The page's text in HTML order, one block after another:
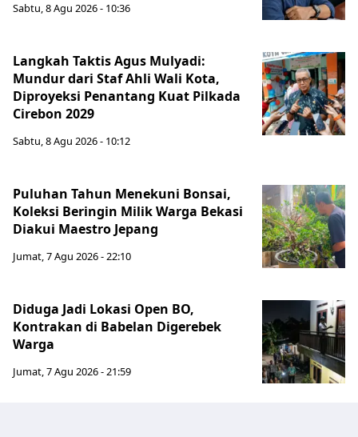
Sabtu, 8 Agu 2026 - 10:36
Langkah Taktis Agus Mulyadi:
Mundur dari Staf Ahli Wali Kota,
Diproyeksi Penantang Kuat Pilkada
Cirebon 2029
Sabtu, 8 Agu 2026 - 10:12
Puluhan Tahun Menekuni Bonsai,
Koleksi Beringin Milik Warga Bekasi
Diakui Maestro Jepang
Jumat, 7 Agu 2026 - 22:10
Diduga Jadi Lokasi Open BO,
Kontrakan di Babelan Digerebek
Warga
Jumat, 7 Agu 2026 - 21:59